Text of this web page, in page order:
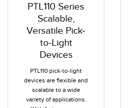
PTL110 Series
Scalable,
Versatile Pick-
to-Light
Devices
PTL110 pick-to-light
devices are flexible and
scalable to a wide
variety of applications.